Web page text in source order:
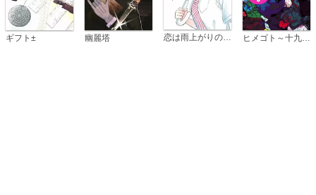
ギフト± 幽麗塔 恋は雨上がりのように